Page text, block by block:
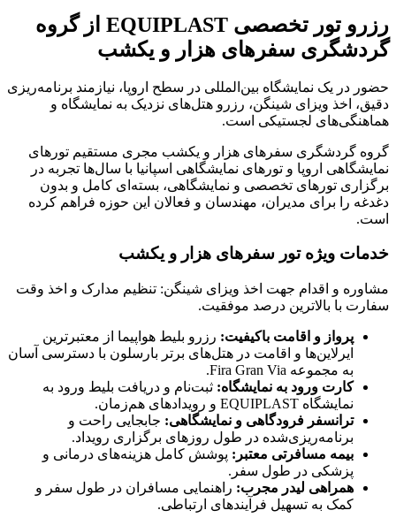
رزرو تور تخصصی EQUIPLAST از گروه
گردشگری سفرهای هزار و یکشب
حضور در یک نمایشگاه بین‌المللی در سطح اروپا، نیازمند برنامه‌ریزی
دقیق، اخذ ویزای شینگن، رزرو هتل‌های نزدیک به نمایشگاه و
هماهنگی‌های لجستیکی است.
گروه گردشگری سفرهای هزار و یکشب مجری مستقیم تورهای
نمایشگاهی اروپا و تورهای نمایشگاهی اسپانیا با سال‌ها تجربه در
برگزاری تورهای تخصصی و نمایشگاهی، بسته‌ای کامل و بدون
دغدغه را برای مدیران، مهندسان و فعالان این حوزه فراهم کرده
است.
خدمات ویژه تور سفرهای هزار و یکشب
مشاوره و اقدام جهت اخذ ویزای شینگن: تنظیم مدارک و اخذ وقت
سفارت با بالاترین درصد موفقیت.
پرواز و اقامت باکیفیت: رزرو بلیط هواپیما از معتبرترین
ایرلاین‌ها و اقامت در هتل‌های برتر بارسلون با دسترسی آسان
به مجموعه Fira Gran Via.
کارت ورود به نمایشگاه: ثبت‌نام و دریافت بلیط ورود به
نمایشگاه EQUIPLAST و رویدادهای هم‌زمان.
ترانسفر فرودگاهی و نمایشگاهی: جابجایی راحت و
برنامه‌ریزی‌شده در طول روزهای برگزاری رویداد.
بیمه مسافرتی معتبر: پوشش کامل هزینه‌های درمانی و
پزشکی در طول سفر.
همراهی لیدر مجرب: راهنمایی مسافران در طول سفر و
کمک به تسهیل فرآیندهای ارتباطی.